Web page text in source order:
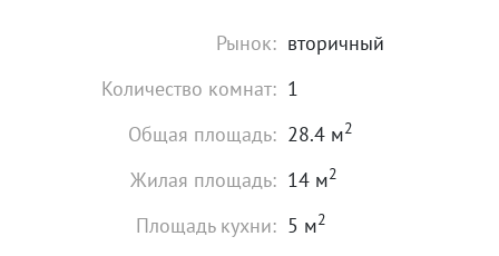
Рынок: вторичный
Количество комнат: 1
Общая площадь: 28.4 м2
Жилая площадь: 14 м2
Площадь кухни: 5 м2